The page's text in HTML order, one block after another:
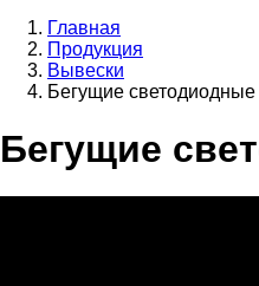
Главная
Продукция
Вывески
Бегущие светодиодные
Бегущие